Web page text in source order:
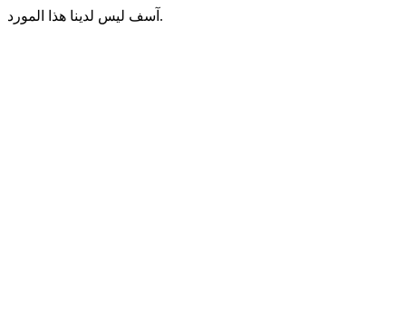
آسف ليس لدينا هذا المورد.